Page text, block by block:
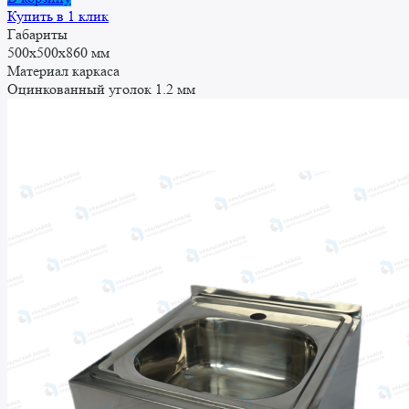
составляла
7
172 ₽.
6
Купить в 1 клик
Габариты
500x500x860 мм
Материал каркаса
Оцинкованный уголок 1.2 мм